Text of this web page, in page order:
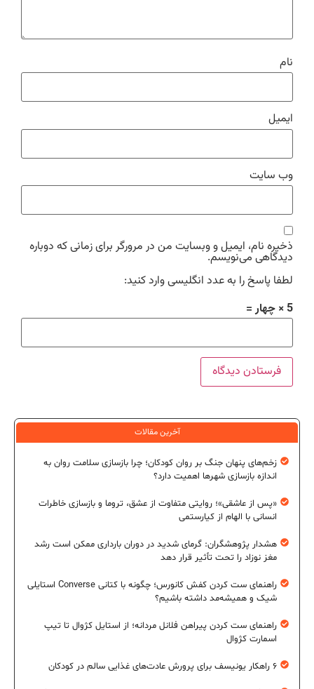
نام
ایمیل
وب‌ سایت
ذخیره نام، ایمیل و وبسایت من در مرورگر برای زمانی که دوباره
دیدگاهی می‌نویسم.
لطفا پاسخ را به عدد انگلیسی وارد کنید:
5 × چهار =
آخرین مقالات
زخم‌های پنهان جنگ بر روان کودکان؛ چرا بازسازی سلامت روان به
اندازه بازسازی شهرها اهمیت دارد؟
«پس از عاشقی»؛ روایتی متفاوت از عشق، تروما و بازسازی خاطرات
انسانی با الهام از کیارستمی
هشدار پژوهشگران: گرمای شدید در دوران بارداری ممکن است رشد
مغز نوزاد را تحت تأثیر قرار دهد
راهنمای ست کردن کفش کانورس؛ چگونه با کتانی Converse استایلی
شیک و همیشه‌مد داشته باشیم؟
راهنمای ست کردن پیراهن فلانل مردانه؛ از استایل کژوال تا تیپ
اسمارت کژوال
۶ راهکار یونیسف برای پرورش عادت‌های غذایی سالم در کودکان